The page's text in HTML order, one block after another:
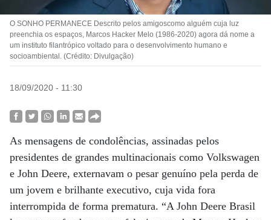
O SONHO PERMANECE Descrito pelos amigoscomo alguém cuja luz
preenchia os espaços, Marcos Hacker Melo (1986-2020) agora dá nome a
um instituto filantrópico voltado para o desenvolvimento humano e
socioambiental. (Crédito: Divulgação)
18/09/2020 - 11:30
As mensagens de condolências, assinadas pelos
presidentes de grandes multinacionais como Volkswagen
e John Deere, externavam o pesar genuíno pela perda de
um jovem e brilhante executivo, cuja vida fora
interrompida de forma prematura. “A John Deere Brasil